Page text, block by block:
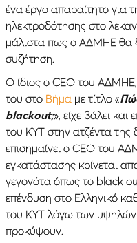
ένα έργο απαραίτητο για
ηλεκτροδότησης στο
μάλιστα πως ο ΑΔΜΗΕ θα
συζήτηση.
Ο ίδιος ο CEO του
του στο Βήμα με τίτλο «
blackout;», είχε βάλει
του ΚΥΤ στην ατζέντα
επισημαίνει ο CEO του
εγκατάστασης κρίνεται
γεγονότα όπως το black
επένδυση στο Ελληνικό
του ΚΥΤ λόγω των
προκύψουν.